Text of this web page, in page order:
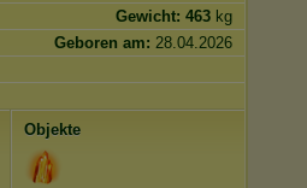
Gewicht: 463 kg
Geboren am: 28.04.2026
Objekte